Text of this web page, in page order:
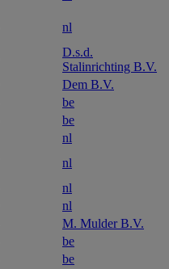
nl
D.s.d.
Stalinrichting B.V.
Dem B.V.
be
be
nl
nl
nl
nl
M. Mulder B.V.
be
be